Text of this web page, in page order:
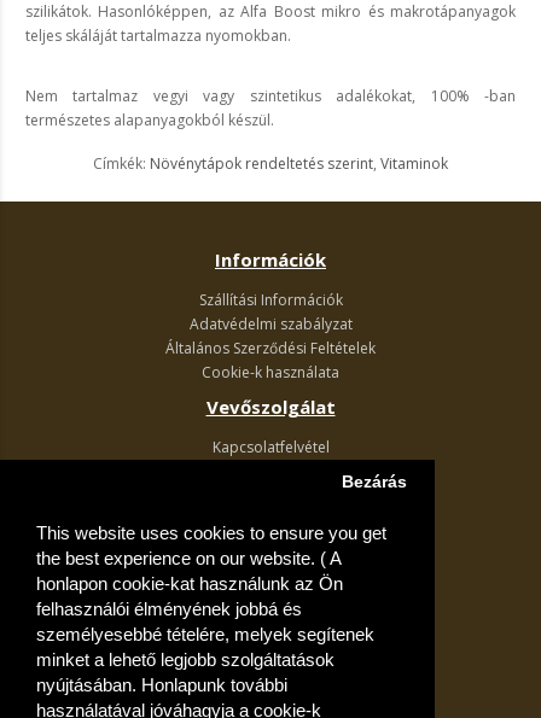
This website uses cookies to ensure you get
the best experience on our website. ( A
honlapon cookie-kat használunk az Ön
felhasználói élményének jobbá és
személyesebbé tételére, melyek segítenek
minket a lehető legjobb szolgáltatások
nyújtásában. Honlapunk további
használatával jóváhagyja a cookie-k
Bezárás
szilikátok. Hasonlóképpen, az Alfa Boost mikro és makrotápanyagok
teljes skáláját tartalmazza nyomokban.
Nem tartalmaz vegyi vagy szintetikus adalékokat, 100% -ban
természetes alapanyagokból készül.
Címkék: Növénytápok rendeltetés szerint, Vitaminok
Információk
Szállítási Információk
Adatvédelmi szabályzat
Általános Szerződési Feltételek
Cookie-k használata
Vevőszolgálat
Kapcsolatfelvétel
Akciós ajánlatok
Fiók
Kívánságlista